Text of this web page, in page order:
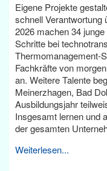
Eigene Projekte
schnell Verantwortung
2026 machen 34
Schritte bei
Thermomanagement-
Fachkräfte von
an. Weitere Talente
Meinerzhagen, Bad
Ausbildungsjahr
Insgesamt lernen und
der gesamten
Weiterlesen...